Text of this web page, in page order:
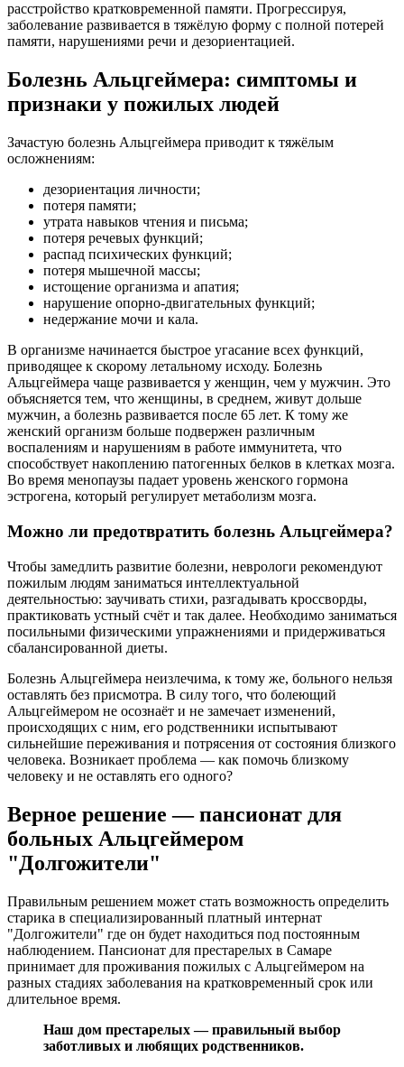
расстройство кратковременной памяти. Прогрессируя,
заболевание развивается в тяжёлую форму с полной потерей
памяти, нарушениями речи и дезориентацией.
Болезнь Альцгеймера: симптомы и
признаки у пожилых людей
Зачастую болезнь Альцгеймера приводит к тяжёлым
осложнениям:
дезориентация личности;
потеря памяти;
утрата навыков чтения и письма;
потеря речевых функций;
распад психических функций;
потеря мышечной массы;
истощение организма и апатия;
нарушение опорно-двигательных функций;
недержание мочи и кала.
В организме начинается быстрое угасание всех функций,
приводящее к скорому летальному исходу. Болезнь
Альцгеймера чаще развивается у женщин, чем у мужчин. Это
объясняется тем, что женщины, в среднем, живут дольше
мужчин, а болезнь развивается после 65 лет. К тому же
женский организм больше подвержен различным
воспалениям и нарушениям в работе иммунитета, что
способствует накоплению патогенных белков в клетках мозга.
Во время менопаузы падает уровень женского гормона
эстрогена, который регулирует метаболизм мозга.
Можно ли предотвратить болезнь Альцгеймера?
Чтобы замедлить развитие болезни, неврологи рекомендуют
пожилым людям заниматься интеллектуальной
деятельностью: заучивать стихи, разгадывать кроссворды,
практиковать устный счёт и так далее. Необходимо заниматься
посильными физическими упражнениями и придерживаться
сбалансированной диеты.
Болезнь Альцгеймера неизлечима, к тому же, больного нельзя
оставлять без присмотра. В силу того, что болеющий
Альцгеймером не осознаёт и не замечает изменений,
происходящих с ним, его родственники испытывают
сильнейшие переживания и потрясения от состояния близкого
человека. Возникает проблема — как помочь близкому
человеку и не оставлять его одного?
Верное решение — пансионат для
больных Альцгеймером
"Долгожители"
Правильным решением может стать возможность определить
старика в специализированный платный интернат
"Долгожители" где он будет находиться под постоянным
наблюдением. Пансионат для престарелых в Самаре
принимает для проживания пожилых с Альцгеймером на
разных стадиях заболевания на кратковременный срок или
длительное время.
Наш дом престарелых — правильный выбор
заботливых и любящих родственников.